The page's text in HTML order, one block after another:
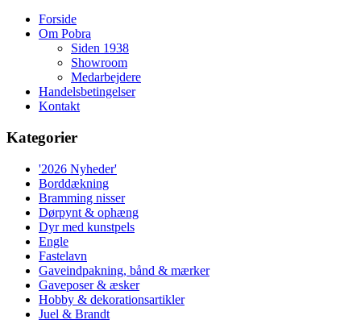
Forside
Om Pobra
Siden 1938
Showroom
Medarbejdere
Handelsbetingelser
Kontakt
Kategorier
'2026 Nyheder'
Borddækning
Bramming nisser
Dørpynt & ophæng
Dyr med kunstpels
Engle
Fastelavn
Gaveindpakning, bånd & mærker
Gaveposer & æsker
Hobby & dekorationsartikler
Juel & Brandt